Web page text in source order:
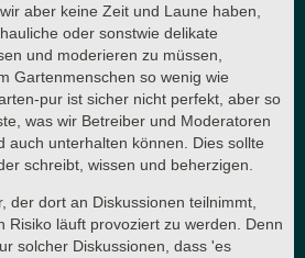
aber keine Zeit und Laune haben,
oder sonstwie delikate
und moderieren zu müssen,
Gartenmenschen so wenig wie
pur ist sicher nicht perfekt, aber so
was wir Betreiber und Moderatoren
auch unterhalten können. Dies sollte
schreibt, wissen und beherzigen.
der dort an Diskussionen teilnimmt,
Risiko läuft provoziert zu werden. Denn
solcher Diskussionen, dass 'es